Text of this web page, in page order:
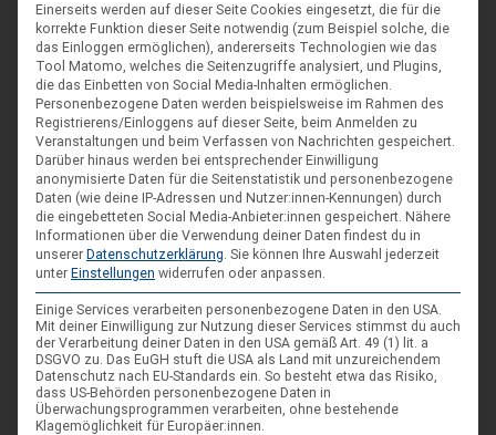
04
Sep.
Spieleseminar - Werde zur Spielfigur“ -
Spiele im XXL-Format
4. Sep. 26
Suderburg
[alle Veranstaltungen]
AKTUELLE BEITRÄGE AUF INSTAGRAM
Einerseits werden auf dieser Seite Cookies eingesetzt, die für die
korrekte Funktion dieser Seite notwendig (zum Beispiel solche, die
das Einloggen ermöglichen), andererseits Technologien wie das
Tool Matomo, welches die Seitenzugriffe analysiert, und Plugins,
die das Einbetten von Social Media-Inhalten ermöglichen.
Personenbezogene Daten werden beispielsweise im Rahmen des
Registrierens/Einloggens auf dieser Seite, beim Anmelden zu
Veranstaltungen und beim Verfassen von Nachrichten gespeichert.
Darüber hinaus werden bei entsprechender Einwilligung
anonymisierte Daten für die Seitenstatistik und personenbezogene
Daten (wie deine IP-Adressen und Nutzer:innen-Kennungen) durch
die eingebetteten Social Media-Anbieter:innen gespeichert. Nähere
Informationen über die Verwendung deiner Daten findest du in
unserer Datenschutzerklärung Sie können Ihre Auswahl jederzeit
unter Einstellungen widerrufen oder anpassen.
Einige Services verarbeiten personenbezogene Daten in den USA.
Mit deiner Einwilligung zur Nutzung dieser Services stimmst du auch
der Verarbeitung deiner Daten in den USA gemäß Art. 49 (1) lit. a
DSGVO zu. Das EuGH stuft die USA als Land mit unzureichendem
Datenschutz nach EU-Standards ein. So besteht etwa das Risiko,
dass US-Behörden personenbezogene Daten in
Überwachungsprogrammen verarbeiten, ohne bestehende
Klagemöglichkeit für Europäer:innen.